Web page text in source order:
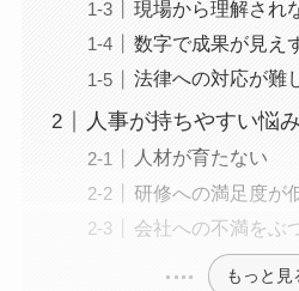
現場から理解され
数字で成果が見え
法律への対応が難
人事が持ちやすい悩み
人材が育たない
研修への満足度が
会社への不満をぶ
もっと見